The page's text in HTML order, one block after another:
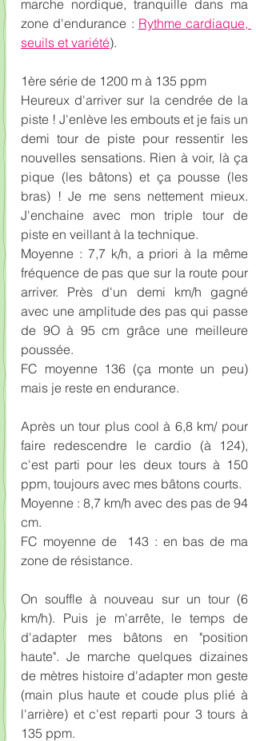
marche nordique, tranquille dans ma
zone d'endurance : Rythme cardiaque,
seuils et variété).
1ère série de 1200 m à 135 ppm
Heureux d'arriver sur la cendrée de la
piste ! J'enlève les embouts et je fais un
demi tour de piste pour ressentir les
nouvelles sensations. Rien à voir, là ça
pique (les bâtons) et ça pousse (les
bras) ! Je me sens nettement mieux.
J'enchaine avec mon triple tour de
piste en veillant à la technique.
Moyenne : 7,7 k/h, a priori à la même
fréquence de pas que sur la route pour
arriver. Près d'un demi km/h gagné
avec une amplitude des pas qui passe
de 9O à 95 cm grâce une meilleure
poussée.
FC moyenne 136 (ça monte un peu)
mais je reste en endurance.
Après un tour plus cool à 6,8 km/ pour
faire redescendre le cardio (à 124),
c'est parti pour les deux tours à 150
ppm, toujours avec mes bâtons courts.
Moyenne : 8,7 km/h avec des pas de 94
cm.
FC moyenne de  143 : en bas de ma
zone de résistance.
On souffle à nouveau sur un tour (6
km/h). Puis je m'arrête, le temps de
d'adapter mes bâtons en "position
haute". Je marche quelques dizaines
de mètres histoire d'adapter mon geste
(main plus haute et coude plus plié à
l'arrière) et c'est reparti pour 3 tours à
135 ppm.